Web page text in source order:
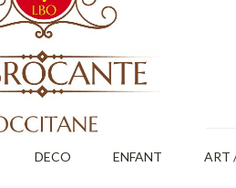
DECO ENFANT ART